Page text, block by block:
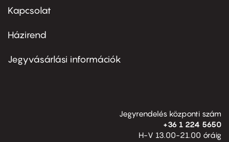
firstKapcsolat
Footer
second
Házirend
Jegyvásárlási információk
Jegyrendelés központi szám
+36 1 224 5650
H-V 13.00-21.00 óráig